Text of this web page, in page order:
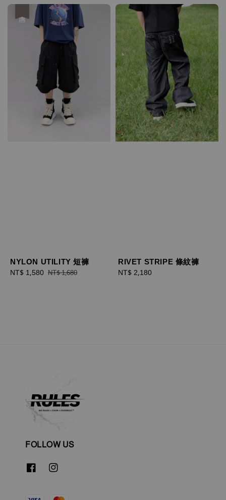
NYLON UTILITY 短褲
Sale
NT$ 1,580 Regular
NT$ 1,680
RIVET STRIPE 條紋褲
Regular
NT$ 2,180
FOLLOW US